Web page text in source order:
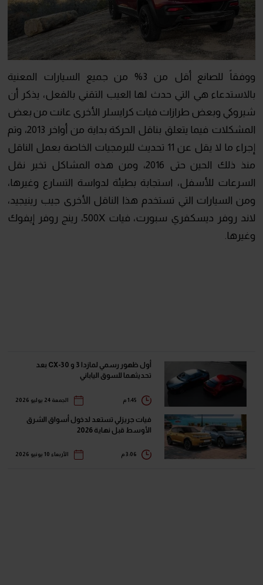
ووفقاً للصانع أقل من 3% من جميع السيارات المعنية
بالاستدعاء هي التي حدث لها العيب التقني بالفعل، يذكر أن
شيروكي وبعض طرازات فيات كرايسلر الأخرى عانت من بعض
المشكلات فيما يتعلق بناقل الحركة بداية من أواخر 2013، وتم
إجراء ما لا يقل عن 11 تحديث للبرمجيات الخاصة بعمل الناقل
منذ ذلك الحين حتى 2016، ومن هذه المشاكل تخير نقل
السرعات للأسفل، استجابة بطيئة لدواسة التسارع وغيرها،
ومن السيارات التي تستخدم هذا الناقل الأخرى جيب رينيجيد،
لاند روفر ديسكفري سبورت، فيات 500X، رينج روفر إيفوك
وغيرها.
أول ظهور رسمي لمازدا 3 و CX-30 بعد
تحديثهما للسوق الياباني
الجمعة 24 يوليو 2026
فيات جريزلي تستعد لدخول أسواق الشرق
الأوسط قبل نهاية 2026
الأربعاء 10 يونيو 2026